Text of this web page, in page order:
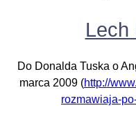
Lech
Do Donalda Tuska o
marca 2009 (http://
rozmawiaja-